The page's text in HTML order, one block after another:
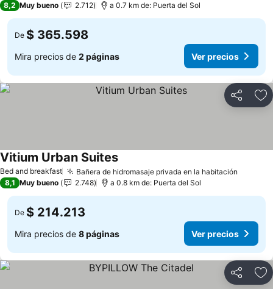
8,2 Muy bueno 2.712 a 0.7 km de: Puerta del Sol
De $ 365.598
Mira precios de 2 páginas Ver precios
Compartir
Bed and breakfast Bañera de hidromasaje privada en la habitación
Vitium Urban Suites
8,1 Muy bueno 2.748 a 0.8 km de: Puerta del Sol
De $ 214.213
Mira precios de 8 páginas Ver precios
Compartir